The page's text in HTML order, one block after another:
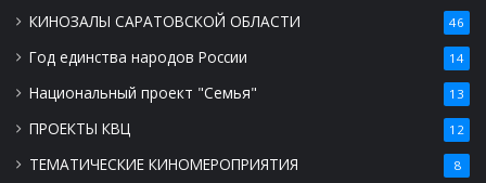
КИНОЗАЛЫ САРАТОВСКОЙ ОБЛАСТИ 46
Год единства народов России 14
Национальный проект "Семья" 13
ПРОЕКТЫ КВЦ 12
ТЕМАТИЧЕСКИЕ КИНОМЕРОПРИЯТИЯ 8